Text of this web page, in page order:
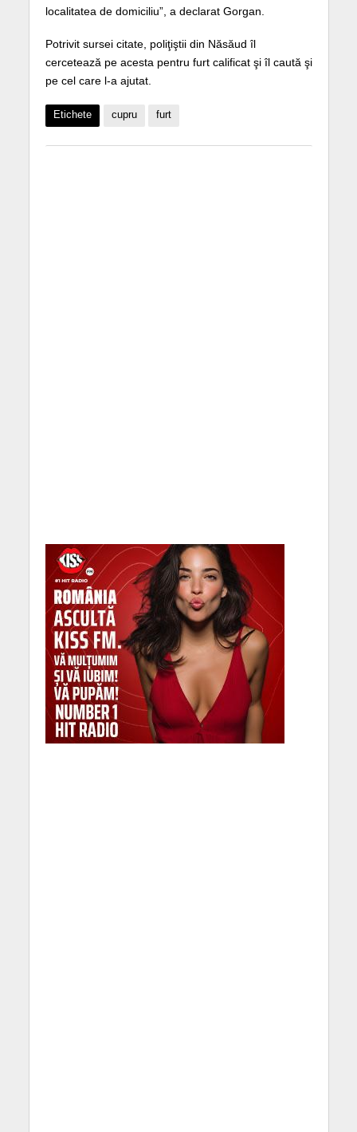
localitatea de domiciliu”, a declarat Gorgan.
Potrivit sursei citate, poliţiştii din Năsăud îl
cercetează pe acesta pentru furt calificat şi îl caută şi
pe cel care l-a ajutat.
Etichete cupru furt